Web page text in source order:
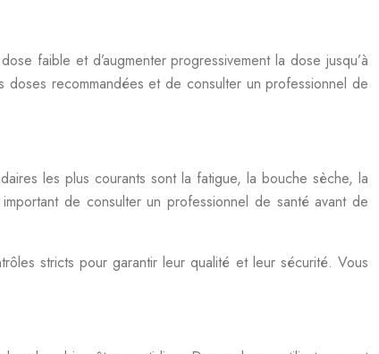
faible et d’augmenter progressivement la dose jusqu’à
recommandées et de consulter un professionnel de
les plus courants sont la fatigue, la bouche sèche, la
de consulter un professionnel de santé avant de
stricts pour garantir leur qualité et leur sécurité. Vous